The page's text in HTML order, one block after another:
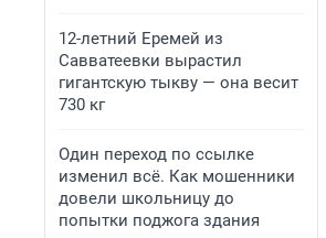
12-летний Еремей из
Савватеевки вырастил
гигантскую тыкву — она весит
730 кг
Один переход по ссылке
изменил всё. Как мошенники
довели школьницу до
попытки поджога здания